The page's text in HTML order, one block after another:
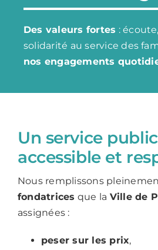
Nos équipements
Des valeurs fortes :
solidarité au service des
nos engagements
Un service public
accessible et
Nous remplissons
fondatrices que la Ville de
assignées :
peser sur les prix,